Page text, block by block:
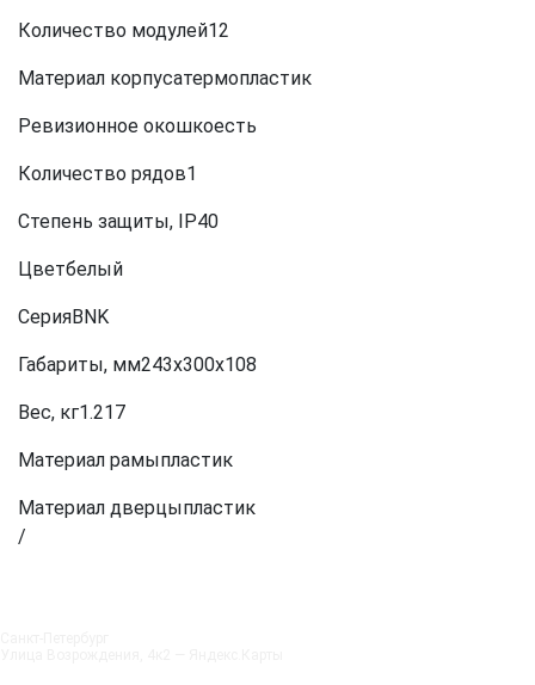
Количество модулей12
Материал корпусатермопластик
Ревизионное окошкоесть
Количество рядов1
Степень защиты, IP40
Цветбелый
СерияBNK
Габариты, мм243х300х108
Вес, кг1.217
Материал рамыпластик
Материал дверцыпластик
/